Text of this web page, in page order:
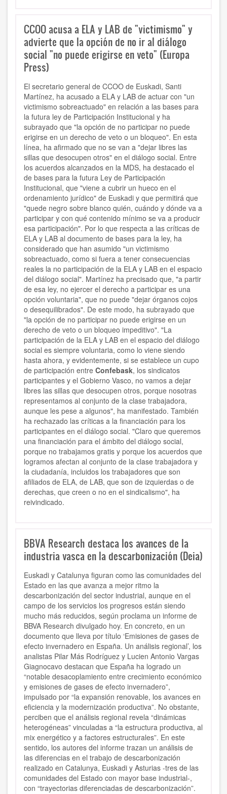
CCOO acusa a ELA y LAB de "victimismo" y
advierte que la opción de no ir al diálogo
social "no puede erigirse en veto" (Europa
Press)
El secretario general de CCOO de Euskadi, Santi
Martínez, ha acusado a ELA y LAB de actuar con "un
victimismo sobreactuado" en relación a las bases para
la futura ley de Participación Institucional y ha
subrayado que "la opción de no participar no puede
erigirse en un derecho de veto o un bloqueo". En esta
línea, ha afirmado que no se van a "dejar libres las
sillas que desocupen otros" en el diálogo social. Entre
los acuerdos alcanzados en la MDS, ha destacado el
de bases para la futura Ley de Participación
Institucional, que "viene a cubrir un hueco en el
ordenamiento jurídico" de Euskadi y que permitirá que
"quede negro sobre blanco quién, cuándo y dónde va a
participar y con qué contenido mínimo se va a producir
esa participación". Por lo que respecta a las críticas de
ELA y LAB al documento de bases para la ley, ha
considerado que han asumido "un victimismo
sobreactuado, como si fuera a tener consecuencias
reales la no participación de la ELA y LAB en el espacio
del diálogo social". Martínez ha precisado que, "a partir
de esa ley, no ejercer el derecho a participar es una
opción voluntaria", que no puede "dejar órganos cojos
o desequilibrados". De este modo, ha subrayado que
"la opción de no participar no puede erigirse en un
derecho de veto o un bloqueo impeditivo". "La
participación de la ELA y LAB en el espacio del diálogo
social es siempre voluntaria, como lo viene siendo
hasta ahora, y evidentemente, si se establece un cupo
de participación entre Confebask, los sindicatos
participantes y el Gobierno Vasco, no vamos a dejar
libres las sillas que desocupen otros, porque nosotras
representamos al conjunto de la clase trabajadora,
aunque les pese a algunos", ha manifestado. También
ha rechazado las críticas a la financiación para los
participantes en el diálogo social. "Claro que queremos
una financiación para el ámbito del diálogo social,
porque no trabajamos gratis y porque los acuerdos que
logramos afectan al conjunto de la clase trabajadora y
la ciudadanía, incluidos los trabajadores que son
afiliados de ELA, de LAB, que son de izquierdas o de
derechas, que creen o no en el sindicalismo", ha
reivindicado.
BBVA Research destaca los avances de la
industria vasca en la descarbonización (Deia)
Euskadi y Catalunya figuran como las comunidades del
Estado en las que avanza a mejor ritmo la
descarbonización del sector industrial, aunque en el
campo de los servicios los progresos están siendo
mucho más reducidos, según proclama un informe de
BBVA Research divulgado hoy. En concreto, en un
documento que lleva por título ‘Emisiones de gases de
efecto invernadero en España. Un análisis regional’, los
analistas Pilar Más Rodríguez y Lucien Antonio Vargas
Giagnocavo destacan que España ha logrado un
“notable desacoplamiento entre crecimiento económico
y emisiones de gases de efecto invernadero”,
impulsado por “la expansión renovable, los avances en
eficiencia y la modernización productiva”. No obstante,
perciben que el análisis regional revela “dinámicas
heterogéneas” vinculadas a “la estructura productiva, al
mix energético y a factores estructurales”. En este
sentido, los autores del informe trazan un análisis de
las diferencias en el trabajo de descarbonización
realizado en Catalunya, Euskadi y Asturias -tres de las
comunidades del Estado con mayor base industrial-,
con “trayectorias diferenciadas de descarbonización”.